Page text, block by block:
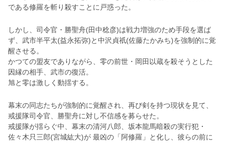
である修羅を斬り殺すことに戸惑った。
しかし、司令官・勝聖舟(田中稔彦)は戦力増強のため手段を選ば
ず、武市半平太(益永拓弥)と中沢貞祇(佐藤たかみち)を強制的に覚
醒させる。
かつての盟友でありながら、零の前世・岡田以蔵を殺そうとした
因縁の相手、武市の復活。
旭と零は激しく動揺する。
幕末の同志たちが強制的に覚醒され、再び剣を持つ現状を見て、
戒援隊司令官、勝聖舟に対し不信感を募らせた。
戒援隊が揺らぐ中、幕末の清河八郎、坂本龍馬暗殺の実行犯・
佐々木只三郎(宮城紘大)が 最凶の「阿修羅」と化し、彼らの前に